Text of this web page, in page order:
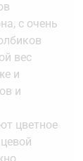
с очень
вес
и
и
цветное